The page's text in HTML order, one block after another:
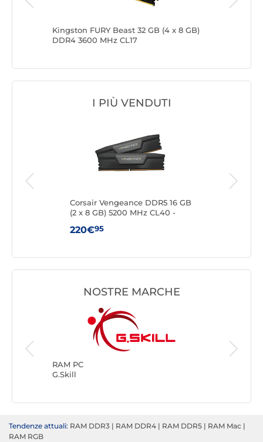
Kingston FURY Beast 32 GB (4 x 8 GB)
DDR4 3600 MHz CL17
I PIÙ VENDUTI
Corsair Vengeance DDR5 16 GB
(2 x 8 GB) 5200 MHz CL40 -
220€95
NOSTRE MARCHE
RAM PC
G.Skill
RAM PC
Kingston
Tendenze attuali: RAM DDR3 | RAM DDR4 | RAM DDR5 | RAM Mac |
RAM RGB